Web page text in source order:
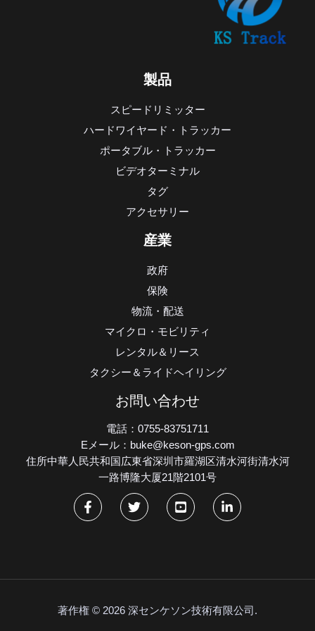
製品
スピードリミッター
ハードワイヤード・トラッカー
ポータブル・トラッカー
ビデオターミナル
タグ
アクセサリー
産業
政府
保険
物流・配送
マイクロ・モビリティ
レンタル＆リース
タクシー＆ライドヘイリング
お問い合わせ
電話：0755-83751711
Eメール：buke@keson-gps.com
住所中華人民共和国広東省深圳市羅湖区清水河街清水河
一路博隆大厦21階2101号
著作権 © 2026 深センケソン技術有限公司.